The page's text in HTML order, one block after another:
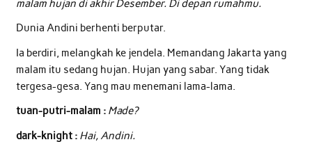
malam hujan di akhir Desember. Di depan rumahmu.
Dunia Andini berhenti berputar.
Ia berdiri, melangkah ke jendela. Memandang Jakarta yang
malam itu sedang hujan. Hujan yang sabar. Yang tidak
tergesa-gesa. Yang mau menemani lama-lama.
tuan-putri-malam : Made?
dark-knight : Hai, Andini.